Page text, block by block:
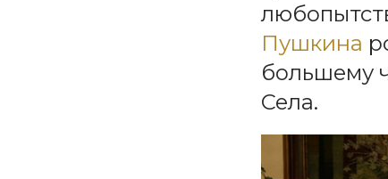
Пушкина
большему
Села.